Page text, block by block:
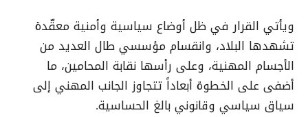
ويأتي القرار في ظل أوضاع سياسية وأمنية معقّدة
تشهدها البلاد، وانقسام مؤسسي طال العديد من
الأجسام المهنية، وعلى رأسها نقابة المحامين، ما
أضفى على الخطوة أبعاداً تتجاوز الجانب المهني إلى
سياق سياسي وقانوني بالغ الحساسية.